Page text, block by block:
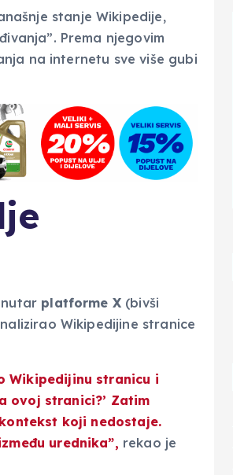
stanje Wikipedije,
Prema njegovim
na internetu sve više gubi
platforme X(bivši
Wikipedijine stranice
Wikipedijinu stranicu i
ovoj stranici?’ Zatim
koji nedostaje.
urednika”, rekao je